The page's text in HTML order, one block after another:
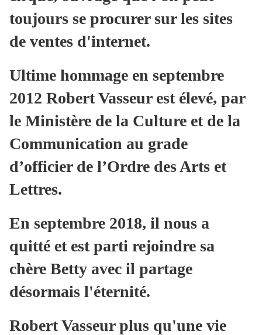
toujours se procurer sur les sites
de ventes d'internet.
Ultime hommage en septembre
2012 Robert Vasseur est élevé, par
le Ministère de la Culture et de la
Communication au grade
d’officier de l’Ordre des Arts et
Lettres.
En septembre 2018, il nous a
quitté et est parti rejoindre sa
chère Betty avec il partage
désormais l'éternité.
Robert Vasseur plus qu'une vie